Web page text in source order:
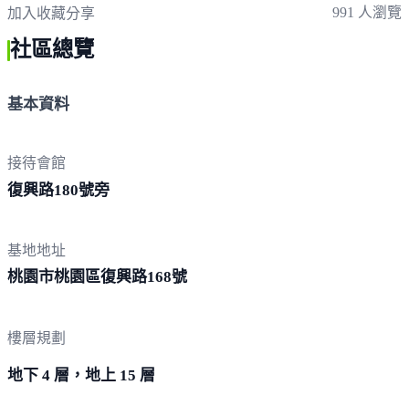
加入收藏分享 991 人瀏覽
社區總覽
基本資料
接待會館
復興路180號旁
基地地址
桃園市桃園區復興路168號
樓層規劃
地下 4 層，地上 15 層